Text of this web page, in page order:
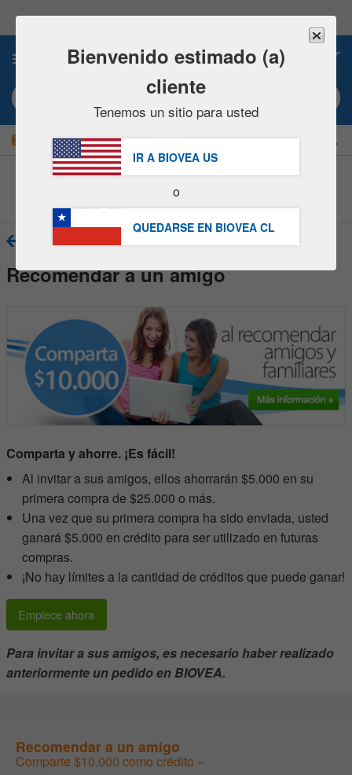
este
sitio
incluye
sistema
de Búsqueda por palabra clave o nº artículo
¡AHORRE UN 15 % AHORA! | GRATUITAEntrega $62.700 »
Centro de Asistencia al cliente
Volver
Recomendar a un amigo
Comparta y ahorre. ¡Es fácil!
Al invitar a sus amigos, ellos ahorrarán $5.000 en su
primera compra de $25.000 o más.
Una vez que su primera compra ha sido enviada, usted
ganará $5.000 en crédito para ser utilizado en futuras
compras.
¡No hay límites a la cantidad de créditos que puede ganar!
Empiece ahora
Para invitar a sus amigos, es necesario haber realizado
anteriormente un pedido en BIOVEA.
Recomendar a un amigo
Comparte $10.000 como crédito »
Bienvenido estimado (a)
cliente
Tenemos un sitio para usted
IR A BIOVEA US
o
QUEDARSE EN BIOVEA CL